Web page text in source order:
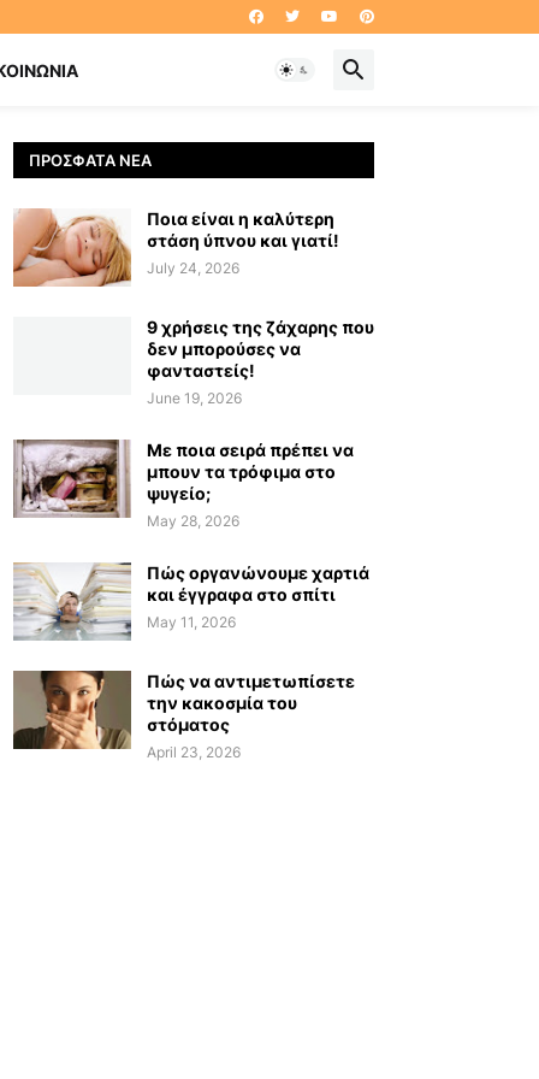
ΠΡΌΣΦΑΤΑ ΝΈΑ
Ποια είναι η καλύτερη
στάση ύπνου και γιατί!
July 24, 2026
9 χρήσεις της ζάχαρης που
δεν μπορούσες να
φανταστείς!
June 19, 2026
Με ποια σειρά πρέπει να
μπουν τα τρόφιμα στο
ψυγείο;
May 28, 2026
Πώς οργανώνουμε χαρτιά
και έγγραφα στο σπίτι
May 11, 2026
Πώς να αντιμετωπίσετε
την κακοσμία του
στόματος
April 23, 2026